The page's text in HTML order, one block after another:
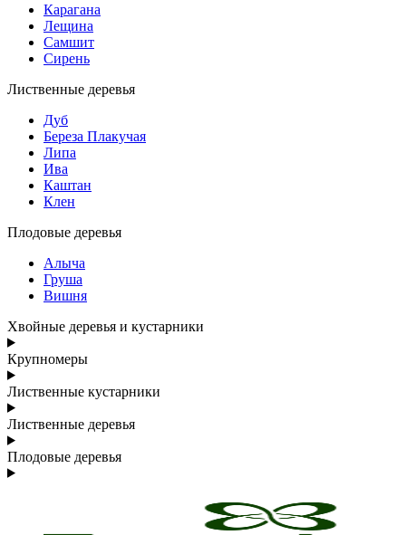
Карагана
Лещина
Самшит
Сирень
Лиственные деревья
Дуб
Береза Плакучая
Липа
Ива
Каштан
Клен
Плодовые деревья
Алыча
Груша
Вишня
Хвойные деревья и кустарники
Крупномеры
Лиственные кустарники
Лиственные деревья
Плодовые деревья